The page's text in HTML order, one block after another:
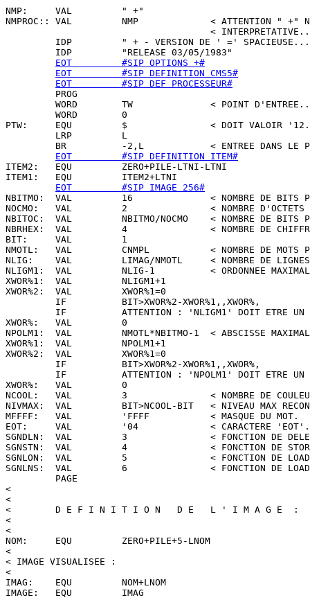
NMP:     VAL         " +"
NMPROC:: VAL         NMP             < ATTENTION " +" N'A
<
IDP         " + - VERSION DE ' ='
         IDP         "RELEASE 03/05/1983"
EOT         #SIP OPTIONS +#
EOT         #SIP DEFINITION CMS5#
EOT         #SIP DEF PROCESSEUR#
         PROG
WORD        TW              < POINT
         WORD        0
PTW:     EQU         $               < DOIT VALOIR
         LRP         L
BR          -2,L            < ENTREE DANS LE
EOT         #SIP DEFINITION ITEM#
ITEM2:   EQU         ZERO+PILE-LTNI-LTNI
ITEM1:   EQU         ITEM2+LTNI
EOT         #SIP IMAGE 256#
NBITMO:  VAL         16              < NOMBRE DE BITS
NOCMO:   VAL         2               < NOMBRE D'OCTETS
NBITOC:  VAL         NBITMO/NOCMO    < NOMBRE DE BITS
NBRHEX:  VAL         4               < NOMBRE DE CHIFFRES
BIT:     VAL         1
NMOTL:   VAL         CNMPL           < NOMBRE DE MOTS
NLIG:    VAL         LIMAG/NMOTL     < NOMBRE DE LIGNES
NLIGM1:  VAL         NLIG-1          < ORDONNEE
XWOR%1:  VAL         NLIGM1+1
XWOR%2:  VAL         XWOR%1=0
         IF          BIT>XWOR%2-XWOR%1,,XWOR%,
IF          ATTENTION : 'NLIGM1' DOIT ETRE UN
XWOR%:   VAL         0
NPOLM1:  VAL         NMOTL*NBITMO-1  < ABSCISSE
XWOR%1:  VAL         NPOLM1+1
XWOR%2:  VAL         XWOR%1=0
         IF          BIT>XWOR%2-XWOR%1,,XWOR%,
IF          ATTENTION : 'NPOLM1' DOIT ETRE UN
XWOR%:   VAL         0
NCOOL:   VAL         3               < NOMBRE DE
NIVMAX:  VAL         BIT>NCOOL-BIT   < NIVEAU MAX
MFFFF:   VAL         'FFFF           < MASQUE DU MOT.
EOT:     VAL         '04             < CARACTERE 'EOT'.
SGNDLN:  VAL         3               < FONCTION DE
SGNSTN:  VAL         4               < FONCTION DE
SGNLON:  VAL         5               < FONCTION DE LOAD
SGNLNS:  VAL         6               < FONCTION DE LOAD
         PAGE
<
<
<        D E F I N I T I O N   D E   L ' I M A G E  :
<
<
NOM:     EQU         ZERO+PILE+5-LNOM
<
< IMAGE VISUALISEE :
<
IMAG:    EQU         NOM+LNOM
IMAGE:   EQU         IMAG